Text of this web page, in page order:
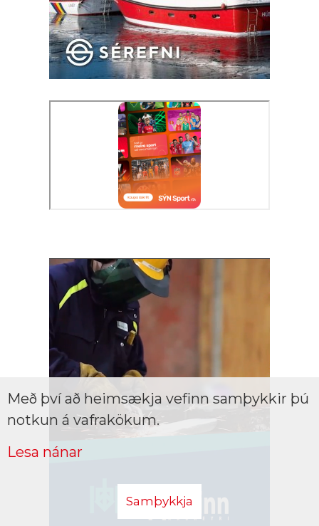
Með því að heimsækja vefinn samþykkir þú
notkun á vafrakökum.
Lesa nánar
Samþykkja